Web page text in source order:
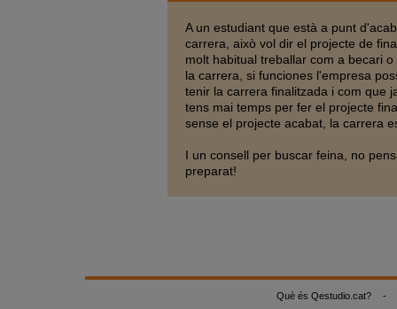
A un estudiant que està a punt
carrera, això vol dir el projecte de
molt habitual treballar com a becari
la carrera, si funciones l'empresa
tenir la carrera finalitzada i com que
tens mai temps per fer el projecte
sense el projecte acabat, la carrera
I un consell per buscar feina, no
preparat!
Què és Qestudio.cat? -